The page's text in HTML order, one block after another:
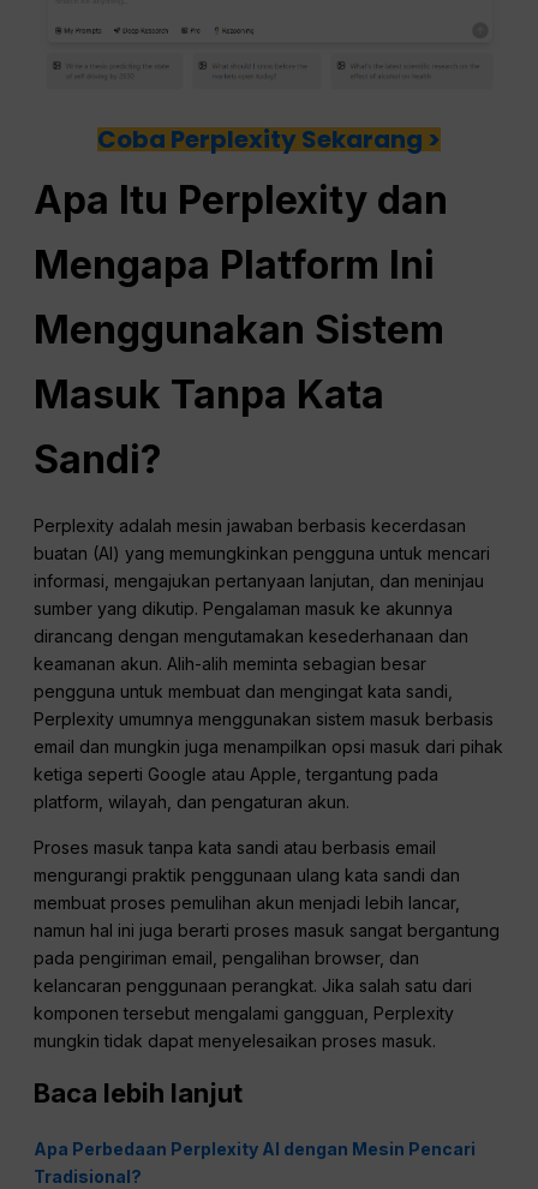
Coba Perplexity Sekarang >
Apa Itu Perplexity dan
Mengapa Platform Ini
Menggunakan Sistem
Masuk Tanpa Kata
Sandi?
Perplexity adalah mesin jawaban berbasis kecerdasan
buatan (AI) yang memungkinkan pengguna untuk mencari
informasi, mengajukan pertanyaan lanjutan, dan meninjau
sumber yang dikutip. Pengalaman masuk ke akunnya
dirancang dengan mengutamakan kesederhanaan dan
keamanan akun. Alih-alih meminta sebagian besar
pengguna untuk membuat dan mengingat kata sandi,
Perplexity umumnya menggunakan sistem masuk berbasis
email dan mungkin juga menampilkan opsi masuk dari pihak
ketiga seperti Google atau Apple, tergantung pada
platform, wilayah, dan pengaturan akun.
Proses masuk tanpa kata sandi atau berbasis email
mengurangi praktik penggunaan ulang kata sandi dan
membuat proses pemulihan akun menjadi lebih lancar,
namun hal ini juga berarti proses masuk sangat bergantung
pada pengiriman email, pengalihan browser, dan
kelancaran penggunaan perangkat. Jika salah satu dari
komponen tersebut mengalami gangguan, Perplexity
mungkin tidak dapat menyelesaikan proses masuk.
Baca lebih lanjut
Apa Perbedaan Perplexity AI dengan Mesin Pencari
Tradisional?